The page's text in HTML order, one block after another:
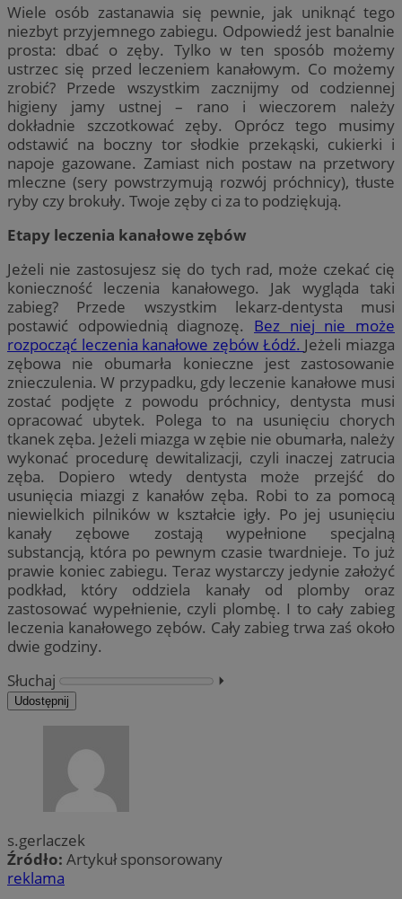
Wiele osób zastanawia się pewnie, jak uniknąć tego
niezbyt przyjemnego zabiegu. Odpowiedź jest banalnie
prosta: dbać o zęby. Tylko w ten sposób możemy
ustrzec się przed leczeniem kanałowym. Co możemy
zrobić? Przede wszystkim zacznijmy od codziennej
higieny jamy ustnej – rano i wieczorem należy
dokładnie szczotkować zęby. Oprócz tego musimy
odstawić na boczny tor słodkie przekąski, cukierki i
napoje gazowane. Zamiast nich postaw na przetwory
mleczne (sery powstrzymują rozwój próchnicy), tłuste
ryby czy brokuły. Twoje zęby ci za to podziękują.
Etapy leczenia kanałowe zębów
Jeżeli nie zastosujesz się do tych rad, może czekać cię
konieczność leczenia kanałowego. Jak wygląda taki
zabieg? Przede wszystkim lekarz-dentysta musi
postawić odpowiednią diagnozę. Bez niej nie może
rozpocząć leczenia kanałowe zębów Łódź. Jeżeli miazga
zębowa nie obumarła konieczne jest zastosowanie
znieczulenia. W przypadku, gdy leczenie kanałowe musi
zostać podjęte z powodu próchnicy, dentysta musi
opracować ubytek. Polega to na usunięciu chorych
tkanek zęba. Jeżeli miazga w zębie nie obumarła, należy
wykonać procedurę dewitalizacji, czyli inaczej zatrucia
zęba. Dopiero wtedy dentysta może przejść do
usunięcia miazgi z kanałów zęba. Robi to za pomocą
niewielkich pilników w kształcie igły. Po jej usunięciu
kanały zębowe zostają wypełnione specjalną
substancją, która po pewnym czasie twardnieje. To już
prawie koniec zabiegu. Teraz wystarczy jedynie założyć
podkład, który oddziela kanały od plomby oraz
zastosować wypełnienie, czyli plombę. I to cały zabieg
leczenia kanałowego zębów. Cały zabieg trwa zaś około
dwie godziny.
Słuchaj
⏵︎
Udostępnij
s.gerlaczek
Źródło: Artykuł sponsorowany
reklama